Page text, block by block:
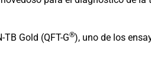
Gold (QFT-G®), uno de los